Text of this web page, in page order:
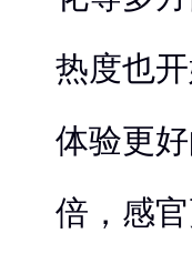
热度也
体验更
倍，感